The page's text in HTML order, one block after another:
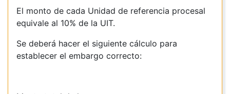
El monto de cada Unidad de referencia procesal
equivale al 10% de la UIT.
Se deberá hacer el siguiente cálculo para
establecer el embargo correcto: